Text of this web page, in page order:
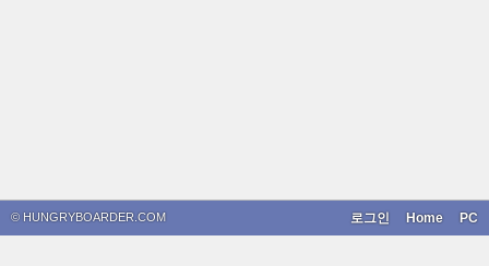
© HUNGRYBOARDER.COM PC
Home
로그인